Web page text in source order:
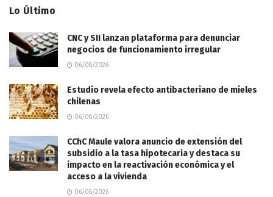
Lo Último
CNC y SII lanzan plataforma para denunciar
negocios de funcionamiento irregular
06/08/2026
Estudio revela efecto antibacteriano de mieles
chilenas
06/08/2026
CChC Maule valora anuncio de extensión del
subsidio a la tasa hipotecaria y destaca su
impacto en la reactivación económica y el
acceso a la vivienda
06/08/2026